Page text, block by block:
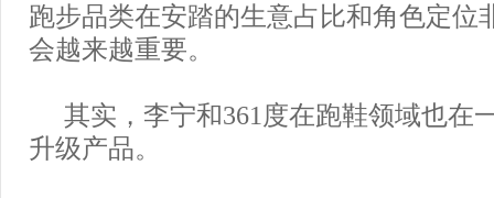
跑步品类在安踏的生意占比和角色定位
会越来越重要。
其实，李宁和361度在跑鞋领域也在
升级产品。